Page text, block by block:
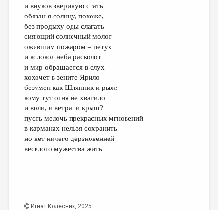
ИЗБРАННОЕ
ДАЙДЖЕСТ
ПРОИЗВЕДЕНИЯ
ПЕРЕВОДЫ
КОНКУРСЫ
ДЕТСКАЯ КОМНАТА
КНИЖНАЯ ПОЛКА
ОБЗОР ЛИТЕРАТУРЫ
СТРАНИЦЫ ПАМЯТИ
РЕДКОЛЛЕГИЯ
и внуков звериную стать
обязан я солнцу, похоже,
без продыху оды слагать
сияющий солнечный молот
ожившим пожаром – петух
и колокол неба расколот
и мир обращается в слух –
хохочет в зените Ярило
безумен как Шляпник и рыж:
кому тут огня не хватило
и воли, и ветра, и крыш?
пусть мелочь прекрасных мгновений
в карманах нельзя сохранить
но нет ничего дерзновенней
веселого мужества жить
Игнат Колесник, 2025